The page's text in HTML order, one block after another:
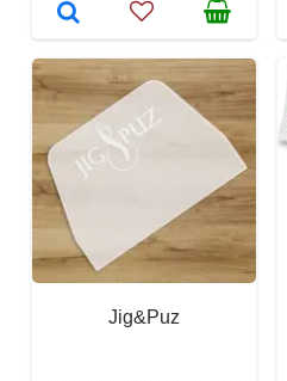
Jig&Puz